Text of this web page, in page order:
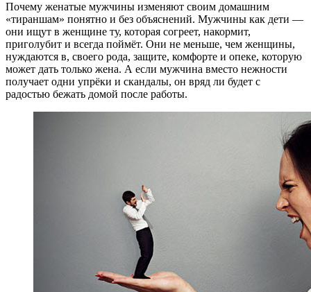
Почему женатые мужчины изменяют своим домашним
«тираншам» понятно и без объяснений. Мужчины как дети —
они ищут в женщине ту, которая согреет, накормит,
приголубит и всегда поймёт. Они не меньше, чем женщины,
нуждаются в, своего рода, защите, комфорте и опеке, которую
может дать только жена. А если мужчина вместо нежности
получает одни упрёки и скандалы, он вряд ли будет с
радостью бежать домой после работы.